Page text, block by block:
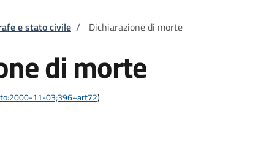
e stato civile / Dichiarazione di morte
di morte
11-03;396~art72)